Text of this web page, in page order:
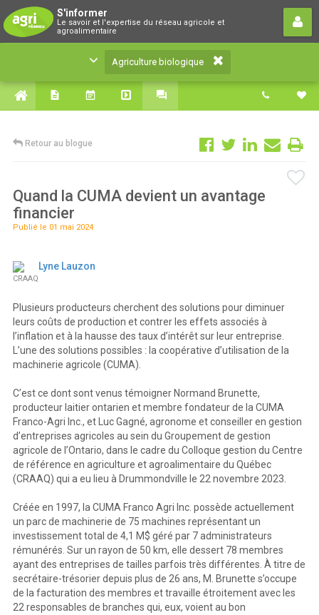
S'informer
Le savoir et l'expertise du réseau agricole et
agroalimentaire
Agriculture biologique
Le savoir et l'expertise du réseau agricole et
agroalimentaire
Agriculture biologique
Retour au blogue
Quand la CUMA devient un avantage
financier
Publié le 01 mai 2024
Lyne Lauzon
CRAAQ
Plusieurs producteurs cherchent des solutions pour diminuer
leurs coûts de production et contrer les effets associés à
l’inflation et à la hausse des taux d’intérêt sur leur entreprise.
L’une des solutions possibles : la coopérative d’utilisation de la
machinerie agricole (CUMA).
C’est ce dont sont venus témoigner Normand Brunette,
producteur laitier ontarien et membre fondateur de la CUMA
Franco-Agri Inc., et Luc Gagné, agronome et conseiller en gestion
d’entreprises agricoles au sein du Groupement de gestion
agricole de l’Ontario, dans le cadre du Colloque gestion du Centre
de référence en agriculture et agroalimentaire du Québec
(CRAAQ) qui a eu lieu à Drummondville le 22 novembre 2023.
Créée en 1997, la CUMA Franco Agri Inc. possède actuellement
un parc de machinerie de 75 machines représentant un
investissement total de 4,1 M$ géré par 7 administrateurs
rémunérés. Sur un rayon de 50 km, elle dessert 78 membres
ayant des entreprises de tailles parfois très différentes. À titre de
secrétaire-trésorier depuis plus de 26 ans, M. Brunette s’occupe
de la facturation des membres et travaille étroitement avec les
22 responsables de branches qui, eux, voient au bon